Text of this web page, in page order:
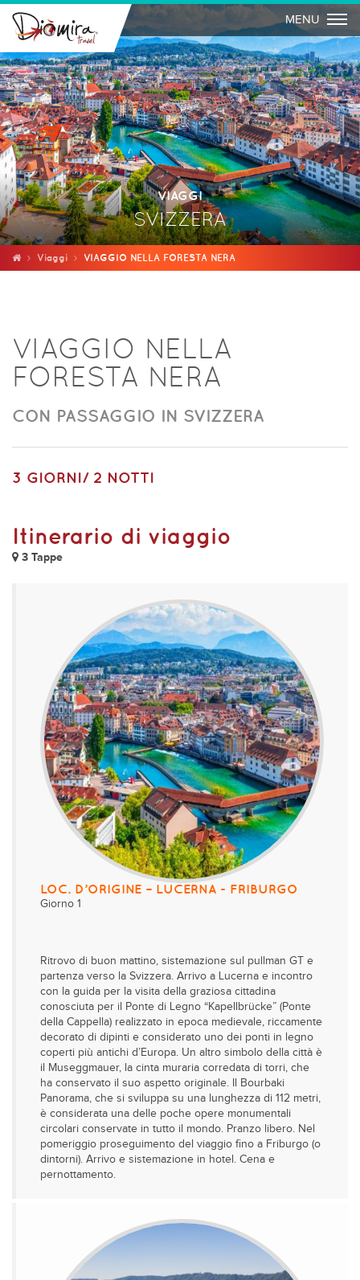
MENU
VIAGGI
SVIZZERA
Viaggi VIAGGIO NELLA FORESTA NERA
VIAGGIO NELLA
FORESTA NERA
CON PASSAGGIO IN SVIZZERA
3 GIORNI/ 2 NOTTI
Itinerario di viaggio
3 Tappe
LOC. D’ORIGINE – LUCERNA - FRIBURGO
Giorno 1
Ritrovo di buon mattino, sistemazione sul pullman GT e
partenza verso la Svizzera. Arrivo a Lucerna e incontro
con la guida per la visita della graziosa cittadina
conosciuta per il Ponte di Legno “Kapellbrücke” (Ponte
della Cappella) realizzato in epoca medievale, riccamente
decorato di dipinti e considerato uno dei ponti in legno
coperti più antichi d’Europa. Un altro simbolo della città è
il Museggmauer, la cinta muraria corredata di torri, che
ha conservato il suo aspetto originale. Il Bourbaki
Panorama, che si sviluppa su una lunghezza di 112 metri,
è considerata una delle poche opere monumentali
circolari conservate in tutto il mondo. Pranzo libero. Nel
pomeriggio proseguimento del viaggio fino a Friburgo (o
dintorni). Arrivo e sistemazione in hotel. Cena e
pernottamento.